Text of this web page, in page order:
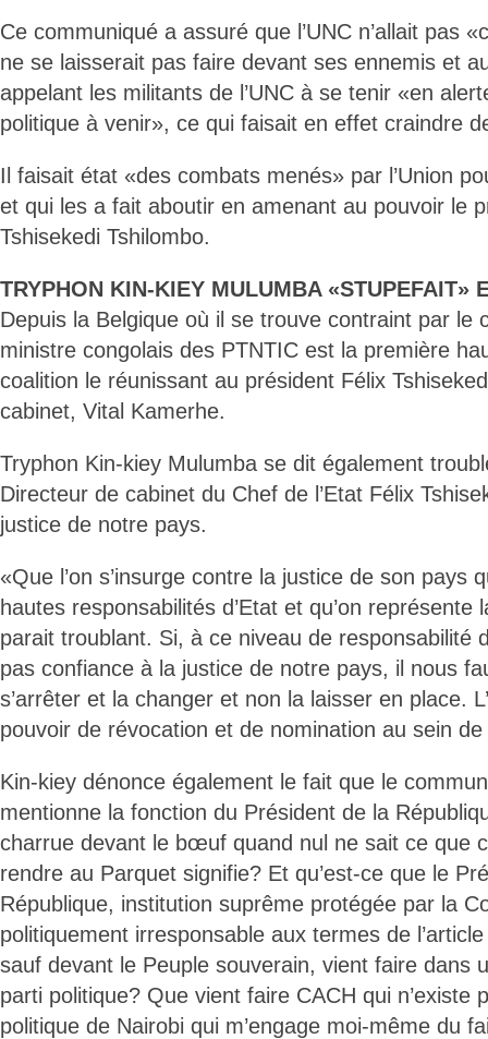
Ce communiqué a assuré que l’UNC n’allait pas
ne se laisserait pas faire devant ses ennemis et
appelant les militants de l’UNC à se tenir «en
politique à venir», ce qui faisait en effet craindre
Il faisait état «des combats menés» par l’Union
et qui les a fait aboutir en amenant au pouvoir le
Tshisekedi Tshilombo.
TRYPHON KIN-KIEY MULUMBA «STUPEFAIT»
Depuis la Belgique où il se trouve contraint par le
ministre congolais des PTNTIC est la première
coalition le réunissant au président Félix
cabinet, Vital Kamerhe.
Tryphon Kin-kiey Mulumba se dit également
Directeur de cabinet du Chef de l’Etat Félix
justice de notre pays.
«Que l’on s’insurge contre la justice de son pays
hautes responsabilités d’Etat et qu’on représente
parait troublant. Si, à ce niveau de responsabilité
pas confiance à la justice de notre pays, il nous
s’arrêter et la changer et non la laisser en place.
pouvoir de révocation et de nomination au sein
Kin-kiey dénonce également le fait que le
mentionne la fonction du Président de la
charrue devant le bœuf quand nul ne sait ce que
rendre au Parquet signifie? Et qu’est-ce que le
République, institution suprême protégée par la
politiquement irresponsable aux termes de
sauf devant le Peuple souverain, vient faire dans
parti politique? Que vient faire CACH qui n’existe
politique de Nairobi qui m’engage moi-même du